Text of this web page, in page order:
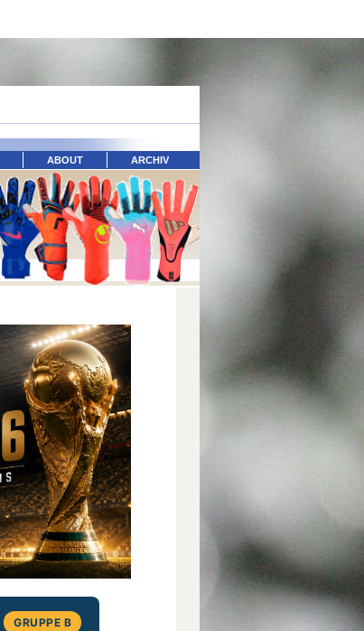
ABOUT ARCHIV
GRUPPE B